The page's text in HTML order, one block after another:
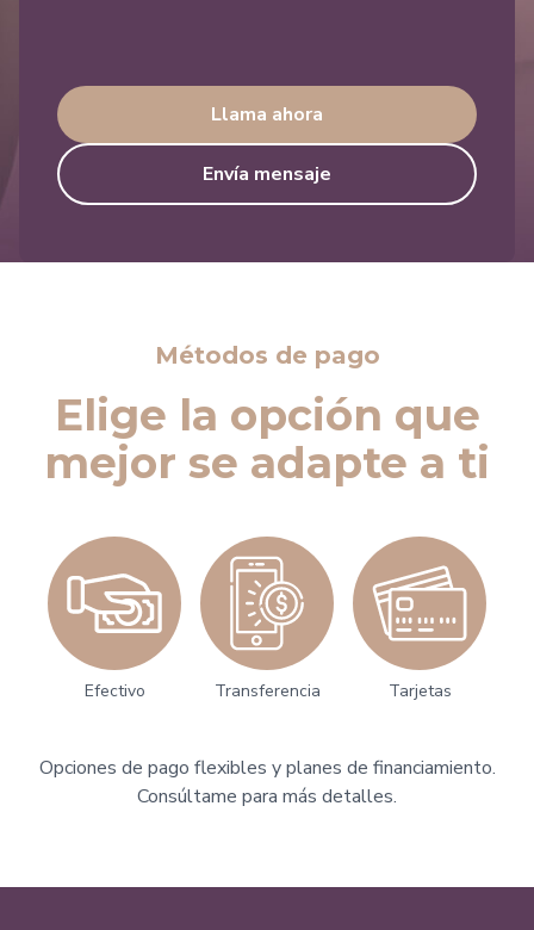
Llama ahora
Envía mensaje
Métodos de pago
Elige la opción que
mejor se adapte a ti
Efectivo Transferencia Tarjetas
Opciones de pago flexibles y planes de financiamiento.
Consúltame para más detalles.